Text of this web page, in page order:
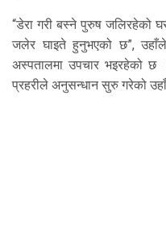
“डेरा गरी बस्ने पुरुष जलिरहेको
जलेर घाइते हुनुभएको छ”,
अस्पतालमा उपचार भइरहेको छ
प्रहरीले अनुसन्धान सुरु गरेको